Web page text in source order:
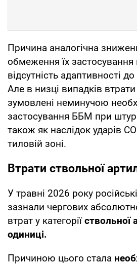
Причина аналогічна
обмеження їх застосування
відсутність адаптивності
Але в низці випадків втрати
зумовлені неминучою
застосування ББМ при
також як наслідок ударів
тиловій зоні.
Втрати ствольної
У травні 2026 року
зазнали чергових
втрат у категоріїствольної
одиниці.
Причиною цього стала